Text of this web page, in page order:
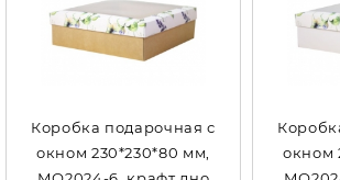
Коробка подарочная с
окном 230*230*80 мм,
окном